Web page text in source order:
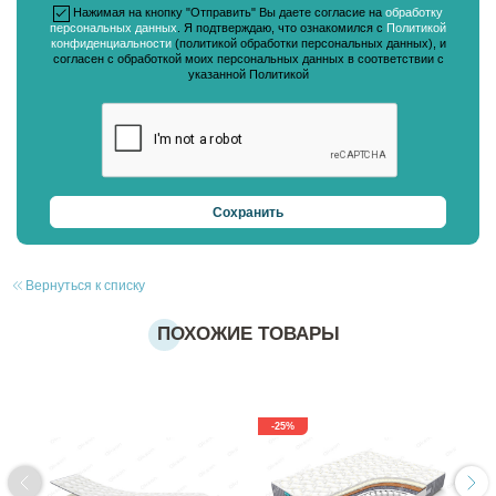
Нажимая на кнопку "Отправить" Вы даете согласие на обработку
персональных данных. Я подтверждаю, что ознакомился с Политикой
конфиденциальности(политикой обработки персональных данных), и
согласен с обработкой моих персональных данных в соответствии с
указанной Политикой
Вернуться к списку
ПОХОЖИЕ ТОВАРЫ
-25%